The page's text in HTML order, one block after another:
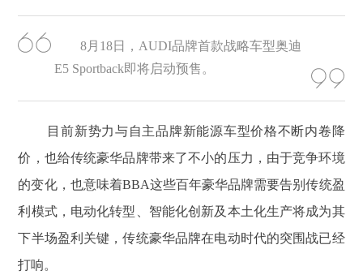
8月18日，AUDI品牌首款战略车型奥迪
E5 Sportback即将启动预售。
目前新势力与自主品牌新能源车型价格不断内卷降
价，也给传统豪华品牌带来了不小的压力，由于竞争环境
的变化，也意味着BBA这些百年豪华品牌需要告别传统盈
利模式，电动化转型、智能化创新及本土化生产将成为其
下半场盈利关键，传统豪华品牌在电动时代的突围战已经
打响。